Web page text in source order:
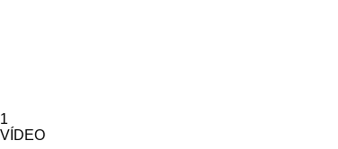
1
VÍDEO